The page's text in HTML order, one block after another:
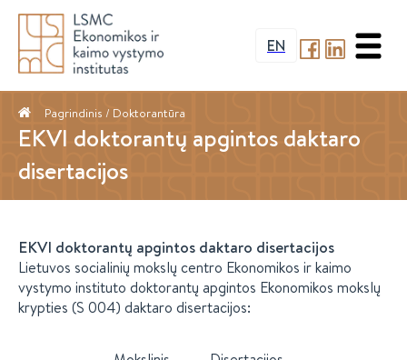
EN
Pagrindinis / Doktorantūra
EKVI doktorantų apgintos daktaro
disertacijos
EKVI doktorantų apgintos daktaro disertacijos
Lietuvos socialinių mokslų centro Ekonomikos ir kaimo
vystymo instituto doktorantų apgintos Ekonomikos mokslų
krypties (S 004) daktaro disertacijos: